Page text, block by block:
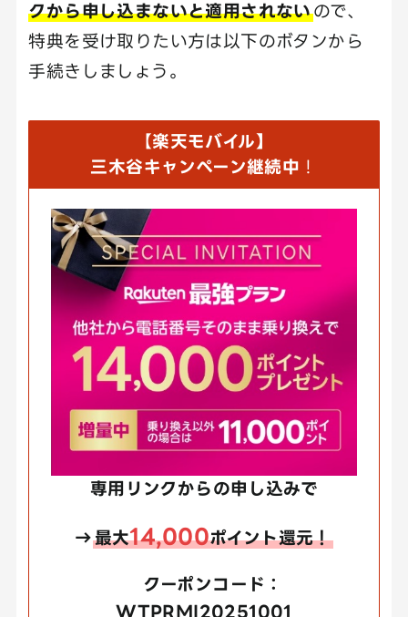
クから申し込まないと適用されないので、
特典を受け取りたい方は以下のボタンから
手続きしましょう。
【楽天モバイル】
三木谷キャンペーン継続中 ！
専用リンクからの申し込みで
→最大14,000ポイント還元！
クーポンコード：
WTPRMI20251001